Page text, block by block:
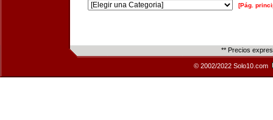
[Pág.
** Precios
© 2002/2022 Solo10.com